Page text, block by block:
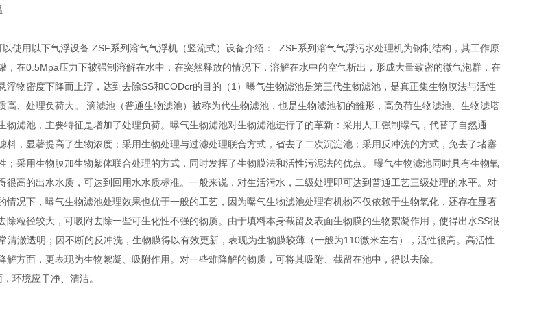
使用以下气浮设备 ZSF系列溶气气浮机（竖流式）设备介绍： ZSF系列溶气气浮污水处理机为钢制结构，其工作原
，在0.5Mpa压力下被强制溶解在水中，在突然释放的情况下，溶解在水中的空气析出，形成大量致密的微气泡群，在
浮物密度下降而上浮，达到去除SS和CODcr的目的（1）曝气生物滤池是第三代生物滤池，是真正集生物膜法与活性
高、处理负荷大。 滴滤池（普通生物滤池）被称为代生物滤池，也是生物滤池初的雏形，高负荷生物滤池、生物滤塔
物滤池，主要特征是增加了处理负荷。曝气生物滤池对生物滤池进行了的革新：采用人工强制曝气，代替了自然通
料，显著提高了生物浓度；采用生物处理与过滤处理联合方式，省去了二次沉淀池；采用反冲洗的方式，免去了堵塞
；采用生物膜加生物絮体联合处理的方式，同时发挥了生物膜法和活性污泥法的优点。 曝气生物滤池同时具有生物氧
很高的出水水质，可达到回用水水质标准。一般来说，对生活污水，二级处理即可达到普通工艺三级处理的水平。对
情况下，曝气生物滤池处理效果也优于一般的工艺，因为曝气生物滤池处理有机物不仅依赖于生物氧化，还存在显著
除粒径较大，可吸附去除一些可生化性不强的物质。由于填料本身截留及表面生物膜的生物絮凝作用，使得出水SS很
清澈透明；因不断的反冲洗，生物膜得以有效更新，表现为生物膜较薄（一般为110微米左右），活性很高。高活性
解方面，更表现为生物絮凝、吸附作用。对一些难降解的物质，可将其吸附、截留在池中，得以去除。
环境应干净、清洁。